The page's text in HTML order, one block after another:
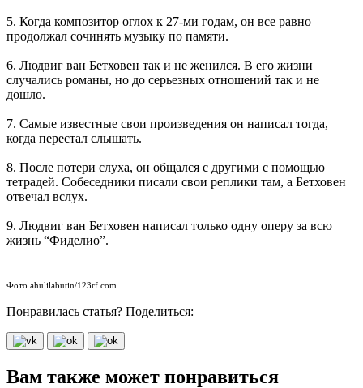
5. Когда композитор оглох к 27-ми годам, он все равно
продолжал сочинять музыку по памяти.
6. Людвиг ван Бетховен так и не женился. В его жизни
случались романы, но до серьезных отношений так и не
дошло.
7. Самые известные свои произведения он написал тогда,
когда перестал слышать.
8. После потери слуха, он общался с другими с помощью
тетрадей. Собеседники писали свои реплики там, а Бетховен
отвечал вслух.
9. Людвиг ван Бетховен написал только одну оперу за всю
жизнь “Фиделио”.
Фото ahulilabutin/123rf.com
Понравилась статья? Поделиться:
Вам также может понравиться